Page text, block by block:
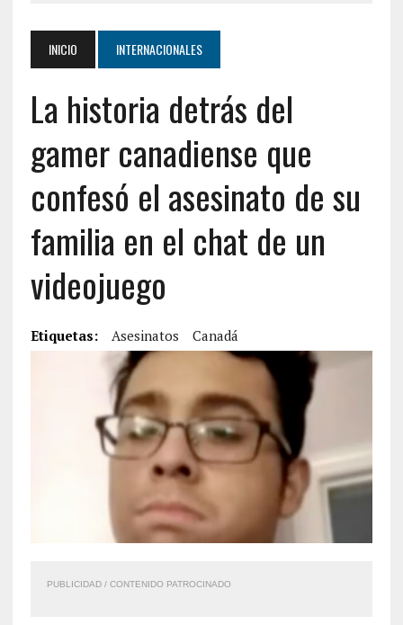
INICIO INTERNACIONALES
La historia detrás del
gamer canadiense que
confesó el asesinato de su
familia en el chat de un
videojuego
Etiquetas: Asesinatos Canadá
PUBLICIDAD / CONTENIDO PATROCINADO